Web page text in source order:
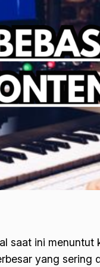
saat ini
yang sering